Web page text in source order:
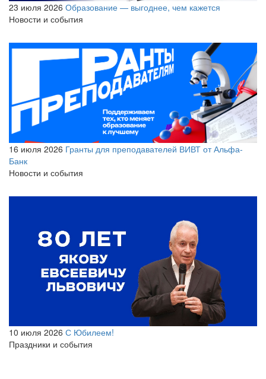
23 июля 2026 Образование — выгоднее, чем кажется
Новости и события
16 июля 2026 Гранты для преподавателей ВИВТ от Альфа-
Банк
Новости и события
10 июля 2026 С Юбилеем!
Праздники и события